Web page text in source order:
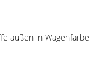
außen in Wagenfarbe